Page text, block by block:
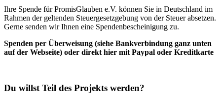
Ihre Spende für PromisGlauben e.V. können Sie in Deutschland im
Rahmen der geltenden Steuergesetzgebung von der Steuer absetzen.
Gerne senden wir Ihnen eine Spendenbescheinigung zu.
Spenden per Überweisung (siehe Bankverbindung ganz unten
auf der Webseite) oder direkt hier mit Paypal oder Kreditkarte
Du willst Teil des Projekts werden?